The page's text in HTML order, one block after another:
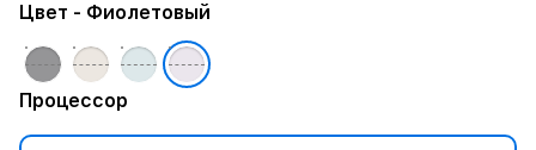
Цвет - Фиолетовый
Процессор